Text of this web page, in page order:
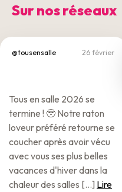
Sur nos réseaux
@tousensalle 26 février
Tous en salle 2026 se
termine ! 🥹 Notre raton
loveur préféré retourne se
coucher après avoir vécu
avec vous ses plus belles
vacances d'hiver dans la
chaleur des salles [...] Lire